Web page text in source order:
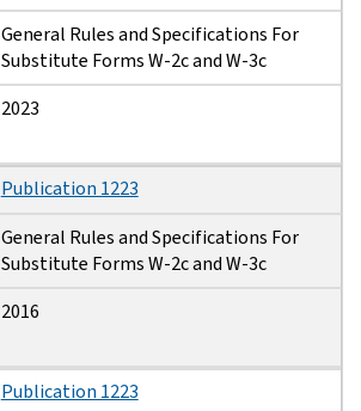
General Rules and Specifications For
Substitute Forms W-2c and W-3c
2023
Publication 1223
General Rules and Specifications For
Substitute Forms W-2c and W-3c
2016
Publication 1223